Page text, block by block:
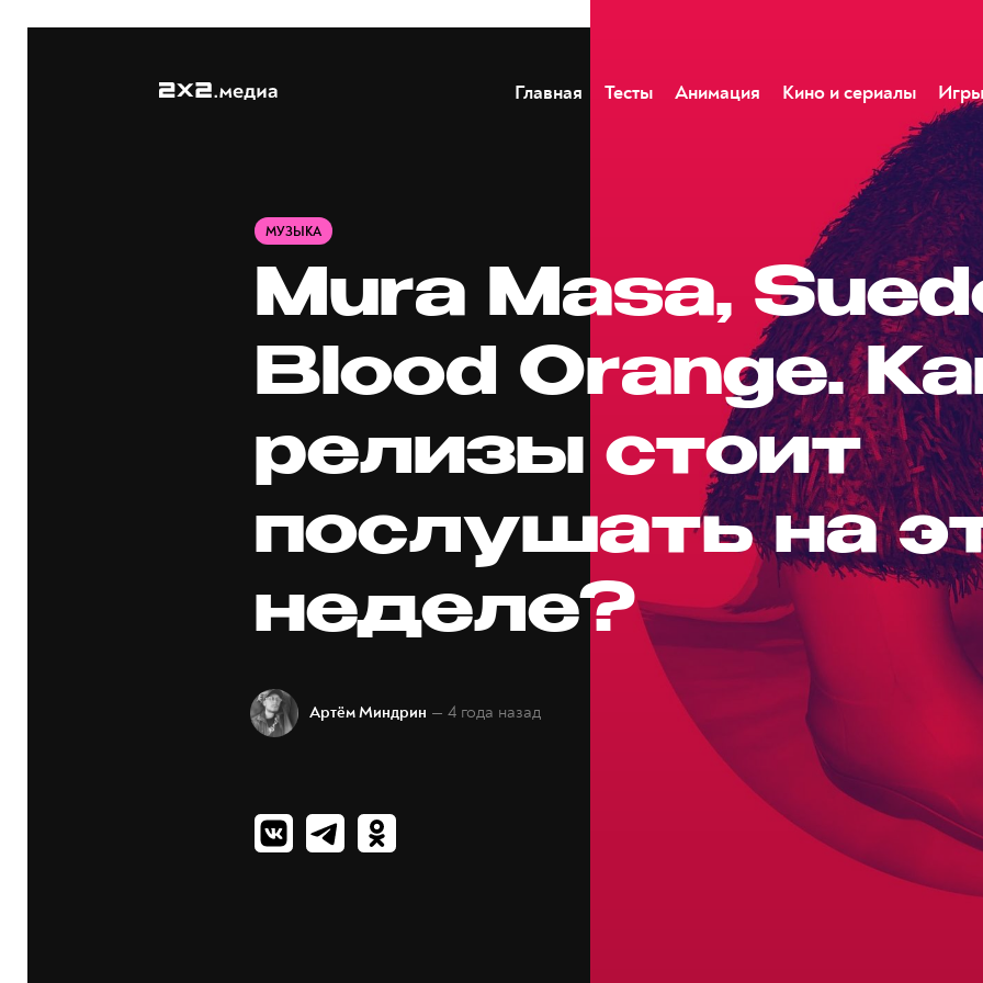
Главная Тесты Анимация Кино и сериалы Игры
МУЗЫКА
Mura Masa,
Blood Orange.
релизы стоит
послушать на
неделе?
Артём Миндрин — 4 года назад